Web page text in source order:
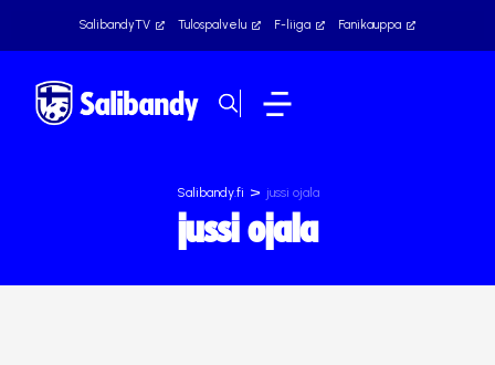
SalibandyTV Tulospalvelu F-liiga Fanikauppa
Salibandy.fi > jussi ojala
jussi ojala